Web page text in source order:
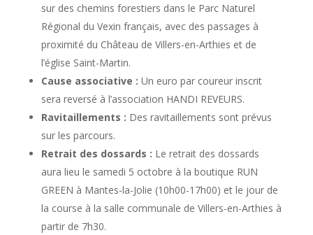
sur des chemins forestiers dans le Parc Naturel
Régional du Vexin français, avec des passages à
proximité du Château de Villers-en-Arthies et de
l’église Saint-Martin.
Cause associative : Un euro par coureur inscrit
sera reversé à l’association HANDI REVEURS.
Ravitaillements : Des ravitaillements sont prévus
sur les parcours.
Retrait des dossards : Le retrait des dossards
aura lieu le samedi 5 octobre à la boutique RUN
GREEN à Mantes-la-Jolie (10h00-17h00) et le jour de
la course à la salle communale de Villers-en-Arthies à
partir de 7h30.